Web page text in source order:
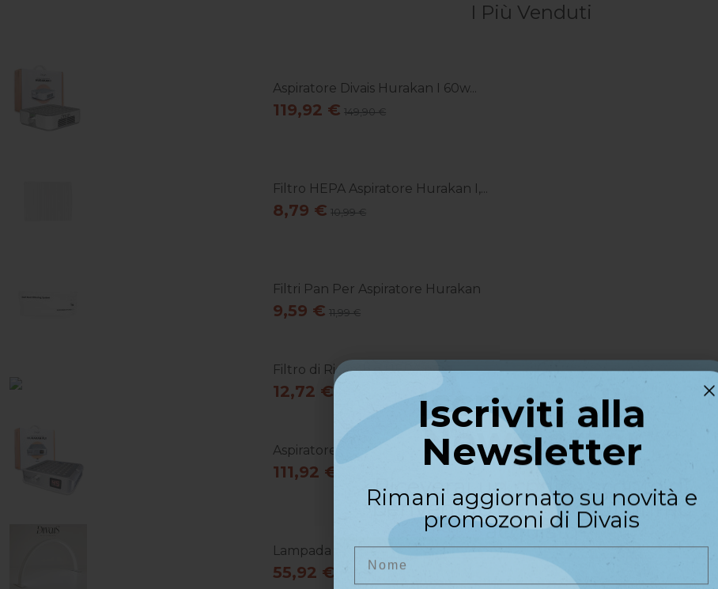
I Più Venduti
Aspiratore Divais Hurakan I 60w...
119,92 € 149,90 €
Filtro HEPA Aspiratore Hurakan I,...
8,79 € 10,99 €
Filtri Pan Per Aspiratore Hurakan
9,59 € 11,99 €
Filtro di Ricambio HEPA per...
12,72 €
Aspiratore Polveri Unghie Hurakan Fly...
111,92 €
Lampada Da Tavolo Curva Moon Light...
55,92 €
Iscriviti alla
Newsletter
Riceverai un codice sconto di
benvenuto del10%sul primo
acquisto
Nome
Iscriviti alla
Newsletter
Rimani aggiornato su novità e
promozoni di Divais
Nome